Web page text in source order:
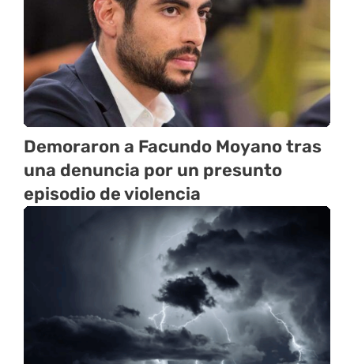
Demoraron a Facundo Moyano tras
una denuncia por un presunto
episodio de violencia